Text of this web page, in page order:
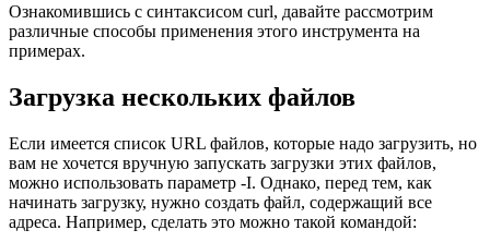
Ознакомившись с синтаксисом curl, давайте рассмотрим
различные способы применения этого инструмента на
примерах.
Загрузка нескольких файлов
Если имеется список URL файлов, которые надо загрузить, но
вам не хочется вручную запускать загрузки этих файлов,
можно использовать параметр -I. Однако, перед тем, как
начинать загрузку, нужно создать файл, содержащий все
адреса. Например, сделать это можно такой командой: